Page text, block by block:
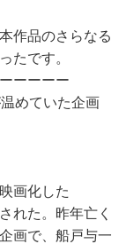
作品のさらなる
たです。
ーーーー
めていた企画
画化した
れた。昨年亡く
画で、船戸与一